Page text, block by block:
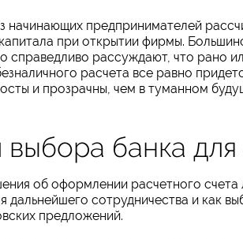
начинающих предпринимателей
при открытии фирмы.
справедливо рассуждают, что рано
расчета все равно
и прозрачны, чем в туманном
банка для
об оформлении расчетного
дальнейшего сотрудничества и как
предложений.